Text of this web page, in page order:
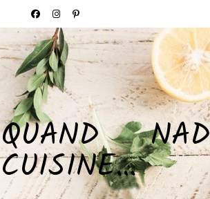
QUAND NAD
CUISINE…